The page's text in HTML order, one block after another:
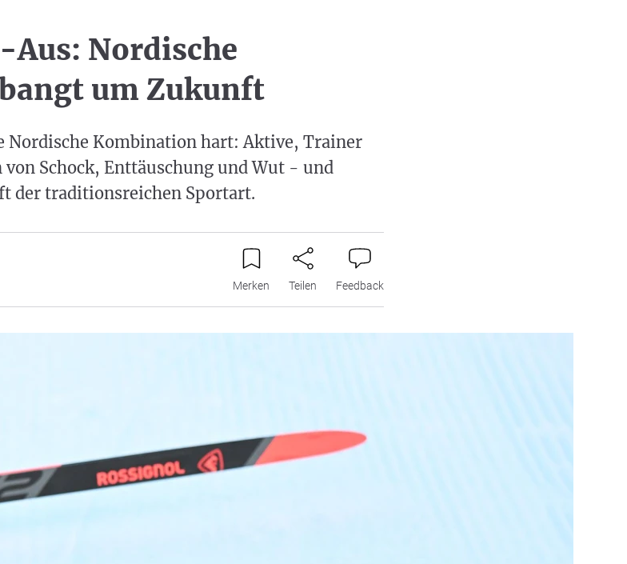
Aus: Nordische
um Zukunft
Nordische Kombination hart: Aktive, Trainer
Schock, Enttäuschung und Wut - und
der traditionsreichen Sportart.
Merken Teilen Feedback